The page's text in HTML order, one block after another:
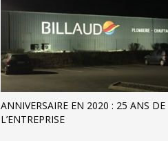
ANNIVERSAIRE EN 2020 : 25 ANS DE
L’ENTREPRISE